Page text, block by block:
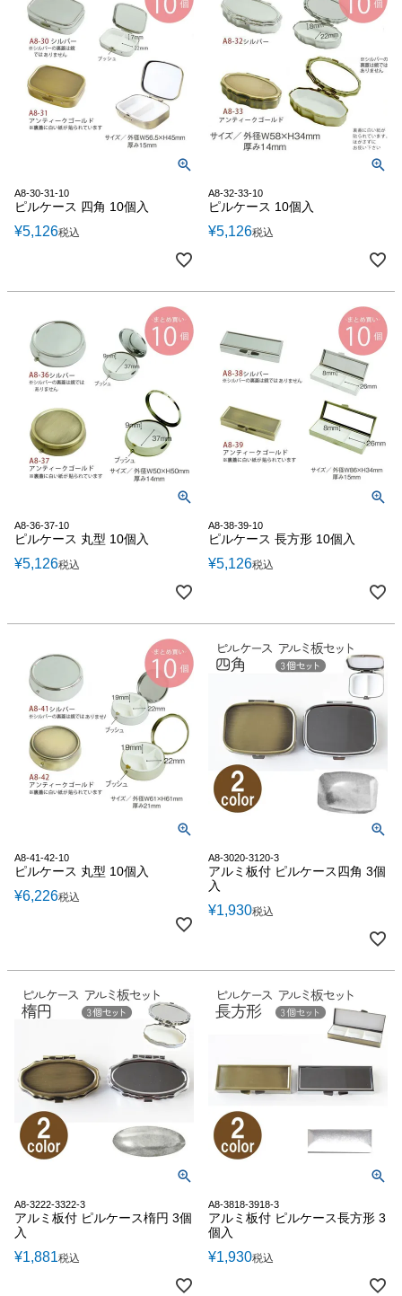
A8-30-31-10
ピルケース 四角 10個入
¥5,126税込
A8-32-33-10
ピルケース 10個入
¥5,126税込
A8-36-37-10
ピルケース 丸型 10個入
¥5,126税込
A8-38-39-10
ピルケース 長方形 10個入
¥5,126税込
A8-41-42-10
ピルケース 丸型 10個入
¥6,226税込
A8-3020-3120-3
アルミ板付 ピルケース四角 3個
入
¥1,930税込
A8-3222-3322-3
アルミ板付 ピルケース楕円 3個
入
¥1,881税込
A8-3818-3918-3
アルミ板付 ピルケース長方形 3
個入
¥1,930税込